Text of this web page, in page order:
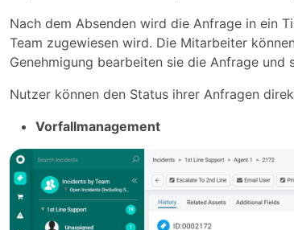
Nach dem Absenden wird die Anfrage in ein
Team zugewiesen wird. Die Mitarbeiter
Genehmigung bearbeiten sie die Anfrage
Nutzer können den Status ihrer Anfragen
Vorfallmanagement